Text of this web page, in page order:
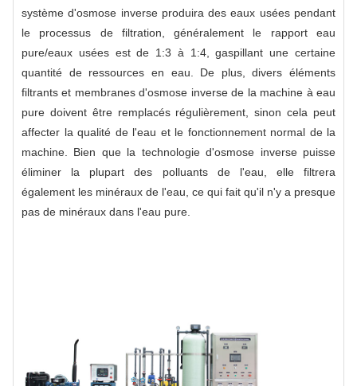
système d'osmose inverse produira des eaux usées pendant
le processus de filtration, généralement le rapport eau
pure/eaux usées est de 1:3 à 1:4, gaspillant une certaine
quantité de ressources en eau. De plus, divers éléments
filtrants et membranes d'osmose inverse de la machine à eau
pure doivent être remplacés régulièrement, sinon cela peut
affecter la qualité de l'eau et le fonctionnement normal de la
machine. Bien que la technologie d'osmose inverse puisse
éliminer la plupart des polluants de l'eau, elle filtrera
également les minéraux de l'eau, ce qui fait qu'il n'y a presque
pas de minéraux dans l'eau pure.